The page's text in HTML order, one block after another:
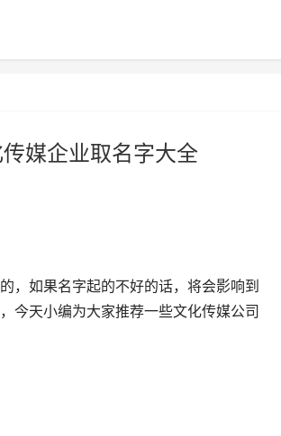
媒企业取名字大全
，如果名字起的不好的话，将会影响到
今天小编为大家推荐一些文化传媒公司